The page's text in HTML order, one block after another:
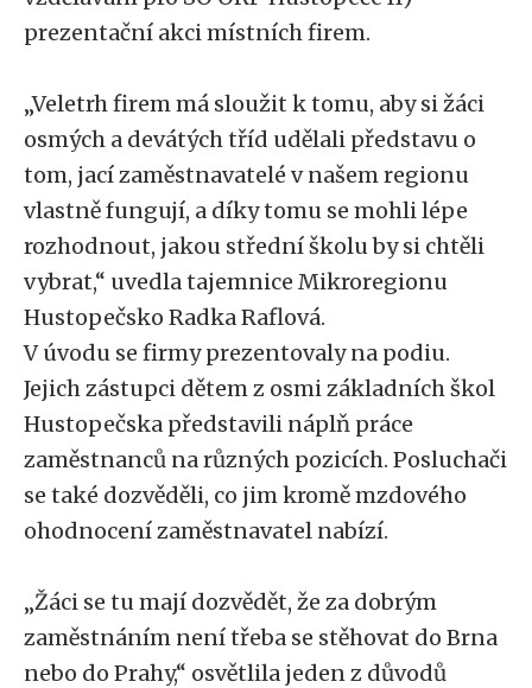
prezentační akci místních firem.
„Veletrh firem má sloužit k tomu, aby si žáci
osmých a devátých tříd udělali představu o
tom, jací zaměstnavatelé v našem regionu
vlastně fungují, a díky tomu se mohli lépe
rozhodnout, jakou střední školu by si chtěli
vybrat,“ uvedla tajemnice Mikroregionu
Hustopečsko Radka Raflová.
V úvodu se firmy prezentovaly na podiu.
Jejich zástupci dětem z osmi základních škol
Hustopečska představili náplň práce
zaměstnanců na různých pozicích. Posluchači
se také dozvěděli, co jim kromě mzdového
ohodnocení zaměstnavatel nabízí.
„Žáci se tu mají dozvědět, že za dobrým
zaměstnáním není třeba se stěhovat do Brna
nebo do Prahy,“ osvětlila jeden z důvodů